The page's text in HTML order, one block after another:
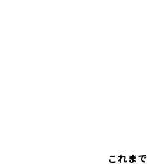
これま